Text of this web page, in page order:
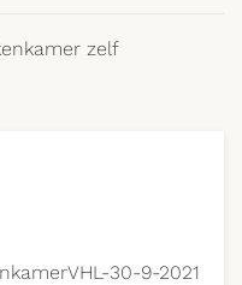
zelf
30-9-2021